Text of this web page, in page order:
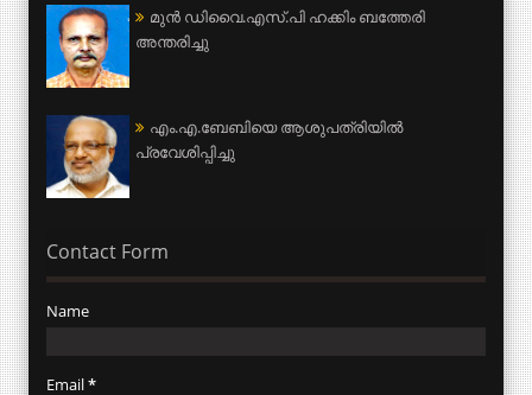
മുന്‍ ഡിവൈ.എസ്.പി ഹക്കിം ബത്തേരി
അന്തരിച്ചു
എം.എ.ബേബിയെ ആശുപത്രിയില്‍
പ്രവേശിപ്പിച്ചു
Contact Form
Name
Email*